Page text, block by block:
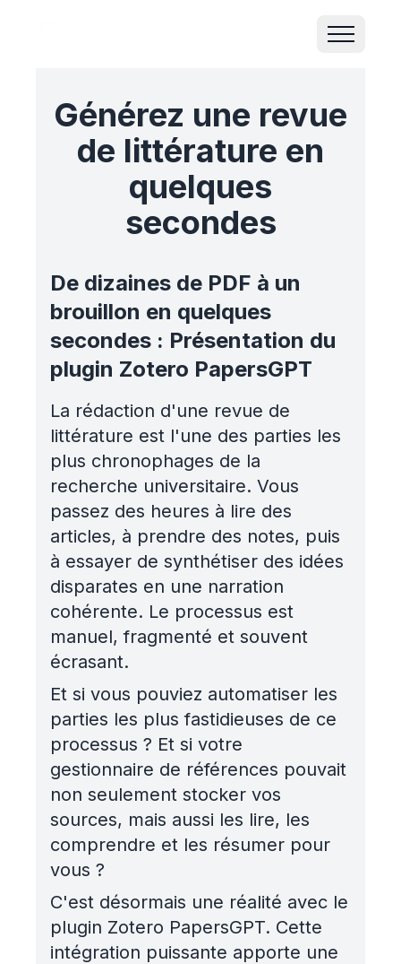
Générez une revue
de littérature en
quelques
secondes
De dizaines de PDF à un
brouillon en quelques
secondes : Présentation du
plugin Zotero PapersGPT
La rédaction d'une revue de
littérature est l'une des parties les
plus chronophages de la
recherche universitaire. Vous
passez des heures à lire des
articles, à prendre des notes, puis
à essayer de synthétiser des idées
disparates en une narration
cohérente. Le processus est
manuel, fragmenté et souvent
écrasant.
Et si vous pouviez automatiser les
parties les plus fastidieuses de ce
processus ? Et si votre
gestionnaire de références pouvait
non seulement stocker vos
sources, mais aussi les lire, les
comprendre et les résumer pour
vous ?
C'est désormais une réalité avec le
plugin Zotero PapersGPT. Cette
intégration puissante apporte une